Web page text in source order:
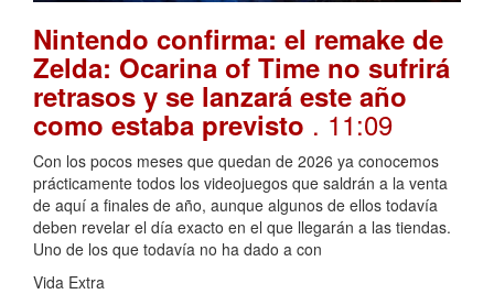
Nintendo confirma: el remake de
Zelda: Ocarina of Time no sufrirá
retrasos y se lanzará este año
como estaba previsto . 11:09
Con los pocos meses que quedan de 2026 ya conocemos
prácticamente todos los videojuegos que saldrán a la venta
de aquí a finales de año, aunque algunos de ellos todavía
deben revelar el día exacto en el que llegarán a las tiendas.
Uno de los que todavía no ha dado a con
Vida Extra